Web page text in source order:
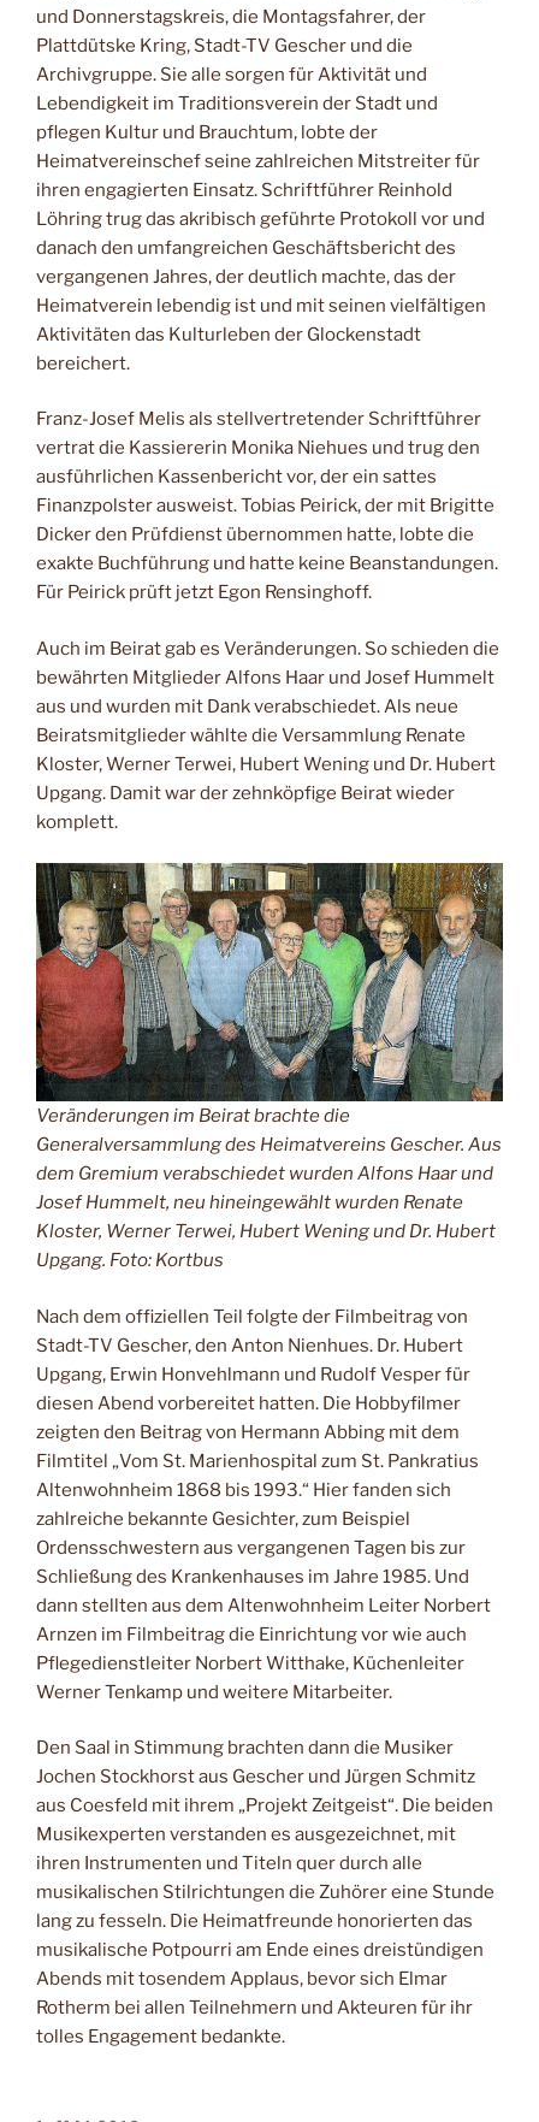
und Donnerstagskreis, die Montagsfahrer, der
Plattdütske Kring, Stadt-TV Gescher und die
Archivgruppe. Sie alle sorgen für Aktivität und
Lebendigkeit im Traditionsverein der Stadt und
pflegen Kultur und Brauchtum, lobte der
Heimatvereinschef seine zahlreichen Mitstreiter für
ihren engagierten Einsatz. Schriftführer Reinhold
Löhring trug das akribisch geführte Protokoll vor und
danach den umfangreichen Geschäftsbericht des
vergangenen Jahres, der deutlich machte, das der
Heimatverein lebendig ist und mit seinen vielfältigen
Aktivitäten das Kultur­leben der Glockenstadt
bereichert.
Franz-Josef Melis als stellvertretender Schriftführer
vertrat die Kassiererin Monika Niehues und trug den
ausführlichen Kassenbericht vor, der ein sattes
Finanzpolster ausweist. Tobias Peirick, der mit Brigitte
Dicker den Prüfdienst übernommen hatte, lobte die
exakte Buchführung und hatte keine Beanstandungen.
Für Peirick prüft jetzt Egon Rensinghoff.
Auch im Beirat gab es Veränderungen. So schieden die
bewährten Mitglieder Alfons Haar und Josef Hummelt
aus und wurden mit Dank verabschiedet. Als neue
Beiratsmitglieder wählte die Versammlung Renate
Kloster, Werner Terwei, Hubert Wening und Dr. Hubert
Upgang. Damit war der zehnköpfige Beirat wie­der
komplett.
Veränderungen im Beirat brachte die
Generalversammlung des Heimatvereins Gescher. Aus
dem Gremium verabschiedet wurden Alfons Haar und
Josef Hummelt, neu hineingewählt wurden Renate
Kloster, Werner Terwei, Hubert Wening und Dr. Hubert
Upgang. Foto: Kortbus
Nach dem offiziellen Teil folgte der Filmbeitrag von
Stadt-TV Gescher, den Anton Nienhues. Dr. Hubert
Upgang, Erwin Honvehlmann und Rudolf Vesper für
diesen Abend vorbereitet hatten. Die Hobbyfilmer
zeigten den Beitrag von Hermann Abbing mit dem
Filmtitel „Vom St. Marienhospital zum St. Pankratius
Altenwohnheim 1868 bis 1993.“ Hier fanden sich
zahlreiche bekannte Gesichter, zum Beispiel
Ordensschwestern aus vergangenen Tagen bis zur
Schließung des Kran­kenhauses im Jahre 1985. Und
dann stellten aus dem Altenwohnheim Leiter Norbert
Arnzen im Filmbeitrag die Einrichtung vor wie auch
Pflegedienstleiter Norbert Witthake, Küchenleiter
Wer­ner Tenkamp und weitere Mitarbeiter.
Den Saal in Stimmung brachten dann die Musiker
Jochen Stockhorst aus Gescher und Jürgen Schmitz
aus Coesfeld mit ihrem „Projekt Zeitgeist“. Die beiden
Musikexperten verstanden es ausgezeichnet, mit
ihren Instrumenten und Titeln quer durch alle
musikalischen Stilrichtungen die Zuhörer eine Stunde
lang zu fesseln. Die Heimatfreunde honorierten das
musikalische Potpourri am Ende eines dreistündigen
Abends mit tosendem Applaus, bevor sich Elmar
Rotherm bei allen Teilnehmern und Akteuren für ihr
tolles Engagement bedankte.